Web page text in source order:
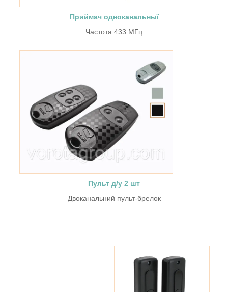
Приймач одноканальныї
Частота 433 МГц
Пульт д/у 2 шт
Двоканальний пульт-брелок